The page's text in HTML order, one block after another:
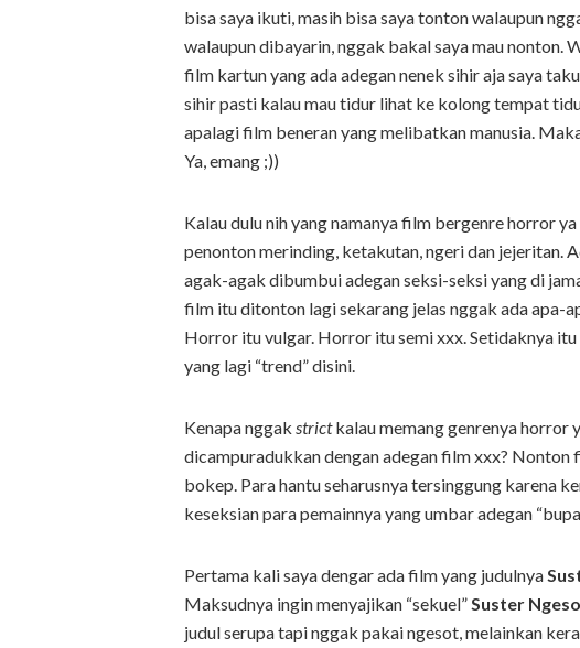
bisa saya ikuti, masih bisa saya tonton walaupun
walaupun dibayarin, nggak bakal saya mau nonton.
film kartun yang ada adegan nenek sihir aja saya
sihir pasti kalau mau tidur lihat ke kolong tempat
apalagi film beneran yang melibatkan manusia.
Ya, emang ;))
Kalau dulu nih yang namanya film bergenre horror
penonton merinding, ketakutan, ngeri dan jejeritan.
agak-agak dibumbui adegan seksi-seksi yang di
film itu ditonton lagi sekarang jelas nggak ada apa-
Horror itu vulgar. Horror itu semi xxx. Setidaknya
yang lagi “trend” disini.
Kenapa nggak strictkalau memang genrenya horror
dicampuradukkan dengan adegan film xxx?
bokep. Para hantu seharusnya tersinggung karena
keseksian para pemainnya yang umbar adegan
Pertama kali saya dengar ada film yang judulnya
Maksudnya ingin menyajikan “sekuel”Suster
judul serupa tapi nggak pakai ngesot, melainkan